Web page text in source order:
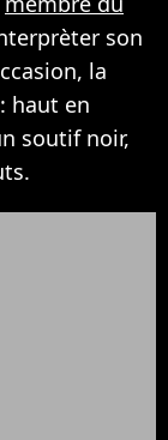
son
la
haut en
soutif noir,